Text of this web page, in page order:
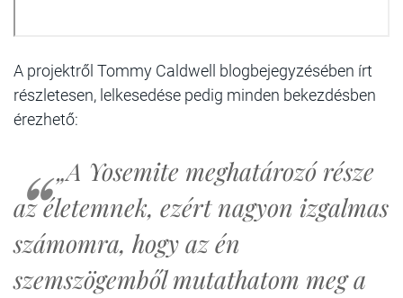
A projektről Tommy Caldwell blogbejegyzésében írt
részletesen, lelkesedése pedig minden bekezdésben
érezhető:
„A Yosemite meghatározó része
az életemnek, ezért nagyon izgalmas
számomra, hogy az én
szemszögemből mutathatom meg a